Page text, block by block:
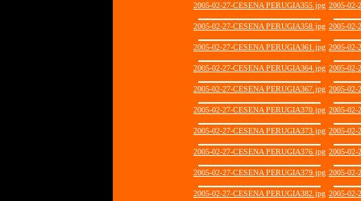
2005-02-27-CESENA PERUGIA355.jpg 2005-02-
2005-02-27-CESENA PERUGIA358.jpg 2005-02-
2005-02-27-CESENA PERUGIA361.jpg 2005-02-
2005-02-27-CESENA PERUGIA364.jpg 2005-02-
2005-02-27-CESENA PERUGIA367.jpg 2005-02-
2005-02-27-CESENA PERUGIA370.jpg 2005-02-
2005-02-27-CESENA PERUGIA373.jpg 2005-02-
2005-02-27-CESENA PERUGIA376.jpg 2005-02-
2005-02-27-CESENA PERUGIA379.jpg 2005-02-
2005-02-27-CESENA PERUGIA382.jpg 2005-02-